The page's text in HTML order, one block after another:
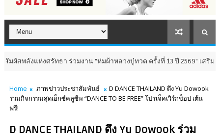
ศรัทธา ร่วมงาน "ห่มผ้าหลวงปู่ทวด ครั้งที่ 13 ปี 2569" เสริมสิริมงคล เติ
Home ภาพข่าวประชาสัมพันธ์
D DANCE THAILAND ดึง Yu Dowook
ร่วมกิจกรรมสุดเอ็กซ์คลูซีพ “DANCE TO BE FREE” โปรเจ็คเวิร์กช็อป เต้น
ฟรี!
D DANCE THAILAND ดึง Yu Dowook ร่วม